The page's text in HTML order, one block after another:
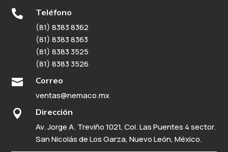
 Teléfono
(81) 8383 8362
(81) 8383 8363
(81) 8383 3525
(81) 8383 3526
 Correo
ventas@nemaco.mx
 Dirección
Av. Jorge A. Treviño 1021, Col. Las Puentes 4 sector.
San Nicolás de Los Garza, Nuevo León, México.